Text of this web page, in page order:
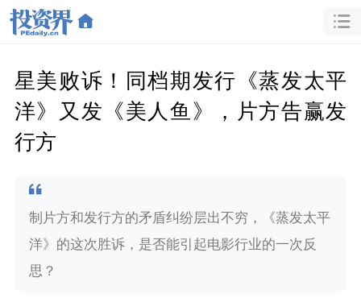
星美败诉！同档期发行《蒸发太平
洋》又发《美人鱼》，片方告赢发
行方
制片方和发行方的矛盾纠纷层出不穷，《蒸发太平
洋》的这次胜诉，是否能引起电影行业的一次反
思？